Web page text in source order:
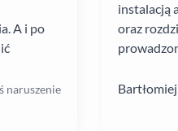
A i po
naruszenie
instalacją
oraz
Jakość i